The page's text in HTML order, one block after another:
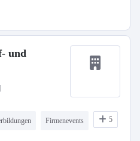
und
Firmenevents 5